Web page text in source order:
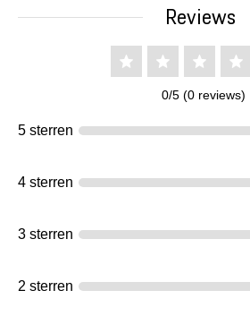
Reviews
0/5 (0 reviews)
5 sterren
4 sterren
3 sterren
2 sterren